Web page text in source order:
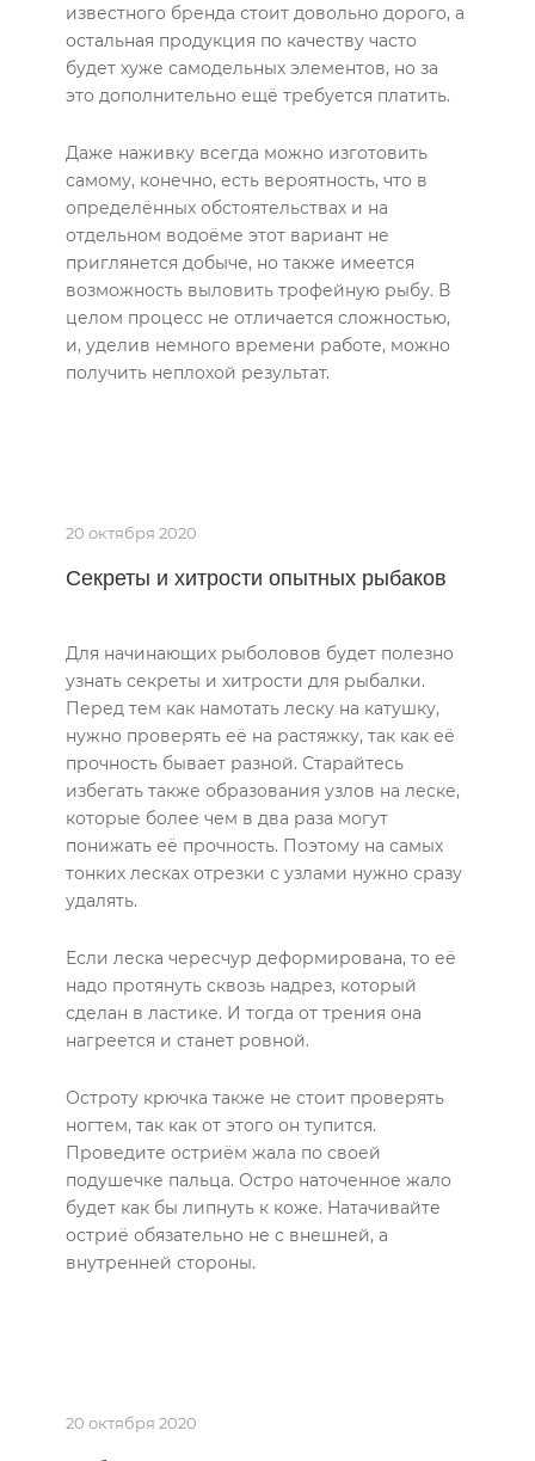
известного бренда стоит довольно дорого, а
остальная продукция по качеству часто
будет хуже самодельных элементов, но за
это дополнительно ещё требуется платить.
Даже наживку всегда можно изготовить
самому, конечно, есть вероятность, что в
определённых обстоятельствах и на
отдельном водоёме этот вариант не
приглянется добыче, но также имеется
возможность выловить трофейную рыбу. В
целом процесс не отличается сложностью,
и, уделив немного времени работе, можно
получить неплохой результат.
20 октября 2020
Секреты и хитрости опытных рыбаков
Для начинающих рыболовов будет полезно
узнать секреты и хитрости для рыбалки.
Перед тем как намотать леску на катушку,
нужно проверять её на растяжку, так как её
прочность бывает разной. Старайтесь
избегать также образования узлов на леске,
которые более чем в два раза могут
понижать её прочность. Поэтому на самых
тонких лесках отрезки с узлами нужно сразу
удалять.
Если леска чересчур деформирована, то её
надо протянуть сквозь надрез, который
сделан в ластике. И тогда от трения она
нагреется и станет ровной.
Остроту крючка также не стоит проверять
ногтем, так как от этого он тупится.
Проведите остриём жала по своей
подушечке пальца. Остро наточенное жало
будет как бы липнуть к коже. Натачивайте
остриё обязательно не с внешней, а
внутренней стороны.
20 октября 2020